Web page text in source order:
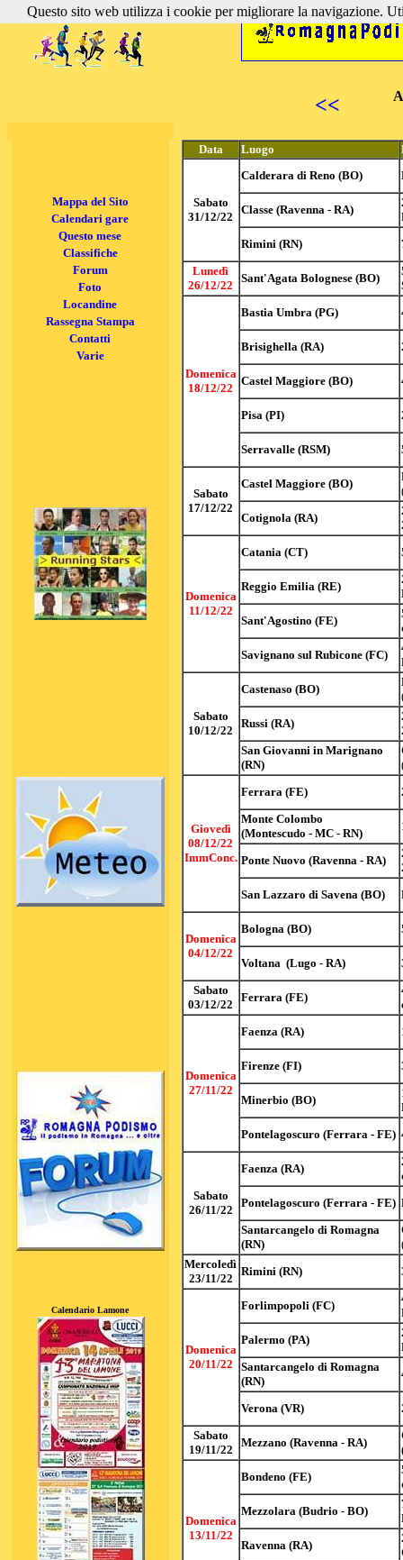
<<
Mappa del Sito
Calendari gare
Questo mese
Classifiche
Forum
Foto
Locandine
Rassegna Stampa
Contatti
Varie
Data Luogo
Sabato
31/12/22
Calderara di Reno (BO)
Classe (Ravenna - RA)
Rimini (RN)
Lunedì
26/12/22
Sant'Agata Bolognese (BO)
Domenica
18/12/22
Bastia Umbra (PG)
Brisighella (RA)
Castel Maggiore (BO)
Pisa (PI)
Serravalle (RSM)
Sabato
17/12/22
Castel Maggiore (BO)
Cotignola (RA)
Domenica
11/12/22
Catania (CT)
Reggio Emilia (RE)
Sant'Agostino (FE)
Savignano sul Rubicone (FC)
Sabato
10/12/22
Castenaso (BO)
Russi (RA)
San Giovanni in Marignano
(RN)
Giovedì
08/12/22
ImmConc.
Ferrara (FE)
Monte Colombo
(Montescudo - MC - RN)
Ponte Nuovo (Ravenna - RA)
San Lazzaro di Savena (BO)
Domenica
04/12/22
Bologna (BO)
Voltana (Lugo - RA)
Sabato
03/12/22
Ferrara (FE)
Domenica
27/11/22
Faenza (RA)
Firenze (FI)
Minerbio (BO)
Pontelagoscuro (Ferrara - FE)
Sabato
26/11/22
Faenza (RA)
Pontelagoscuro (Ferrara - FE)
Santarcangelo di Romagna
(RN)
Mercoledì
23/11/22
Rimini (RN)
Domenica
20/11/22
Forlimpopoli (FC)
Palermo (PA)
Santarcangelo di Romagna
(RN)
Verona (VR)
Sabato
19/11/22
Mezzano (Ravenna - RA)
Domenica
13/11/22
Bondeno (FE)
Mezzolara (Budrio - BO)
Ravenna (RA)
Calendario Lamone
Questo sito web utilizza i cookie per migliorare la navigazione.